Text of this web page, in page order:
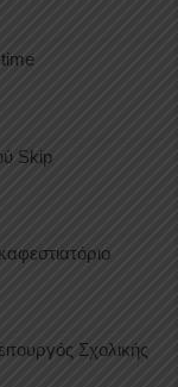
time
Skip
Σχολικής